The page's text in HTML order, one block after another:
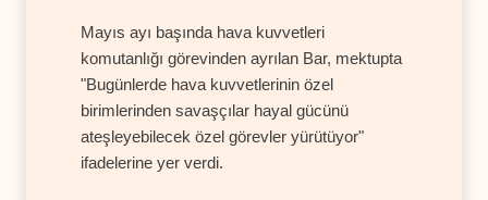
Mayıs ayı başında hava kuvvetleri
komutanlığı görevinden ayrılan Bar, mektupta
"Bugünlerde hava kuvvetlerinin özel
birimlerinden savaşçılar hayal gücünü
ateşleyebilecek özel görevler yürütüyor"
ifadelerine yer verdi.